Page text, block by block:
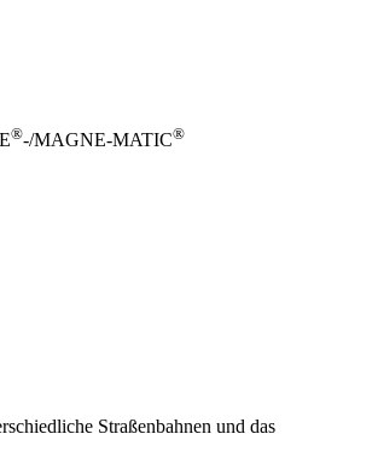
®-/MAGNE-MATIC®
Straßenbahnen und das